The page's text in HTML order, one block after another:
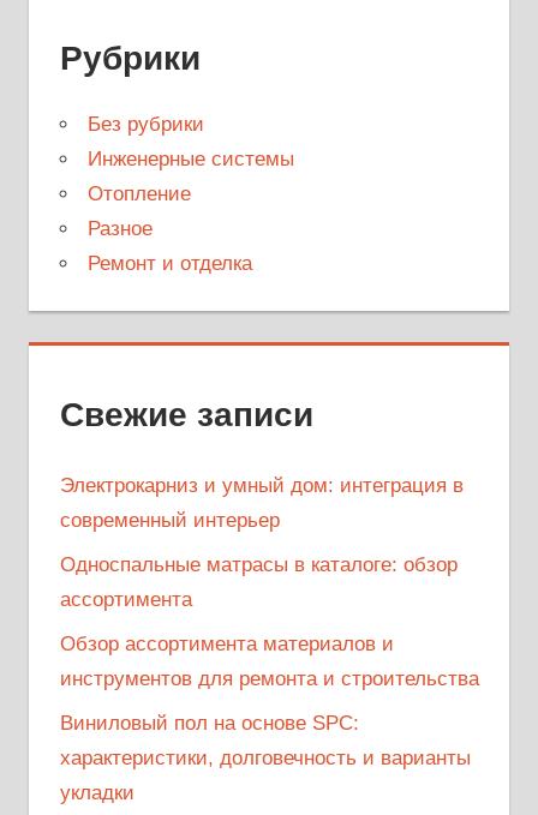
Рубрики
Без рубрики
Инженерные системы
Отопление
Разное
Ремонт и отделка
Свежие записи
Электрокарниз и умный дом: интеграция в
современный интерьер
Односпальные матрасы в каталоге: обзор
ассортимента
Обзор ассортимента материалов и
инструментов для ремонта и строительства
Виниловый пол на основе SPC:
характеристики, долговечность и варианты
укладки